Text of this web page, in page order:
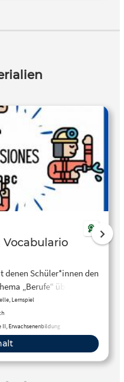
Vocabulario
Schüler*innen den
„Berufe“ üben,
können.
Lernspiel
II, Erwachsenenbildung